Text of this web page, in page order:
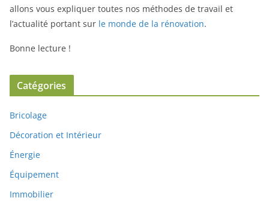
allons vous expliquer toutes nos méthodes de travail et
l’actualité portant sur le monde de la rénovation.
Bonne lecture !
Catégories
Bricolage
Décoration et Intérieur
Énergie
Équipement
Immobilier